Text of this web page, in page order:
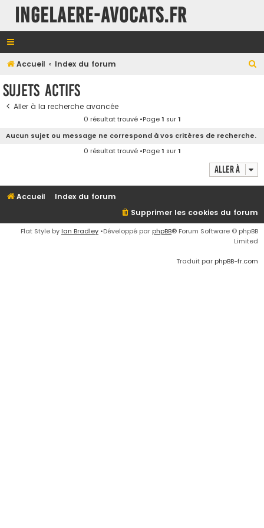
INGELAERE-AVOCATS.FR
Accueil Index du forum
e
Sujets actifs
Aller à la recherche avancée
0 résultat trouvé •Page1 sur1
Aucun sujet ou message ne correspond à vos critères de recherche.
0 résultat trouvé •Page1 sur1
Aller à
Accueil
Index du forum
Supprimer les cookies du forum
Flat Style by Ian Bradley •Développé par phpBB® Forum Software © phpBB
Limited
Traduit par phpBB-fr.com